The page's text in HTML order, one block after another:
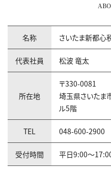
名称 さいたま新都心
代表社員 松波 竜太
所在地
〒330-0081
埼玉県さいたま
ル5階
TEL 048-600-2900
受付時間 平日9:00～